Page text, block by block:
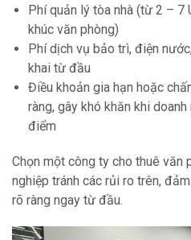
Phí quản lý tòa nhà (từ 2 – 7
khúc văn phòng)
Phí dịch vụ bảo trì, điện
khai từ đầu
Điều khoản gia hạn hoặc
ràng, gây khó khăn khi
điểm
Chọn một công ty cho thuê văn
nghiệp tránh các rủi ro trên,
rõ ràng ngay từ đầu.